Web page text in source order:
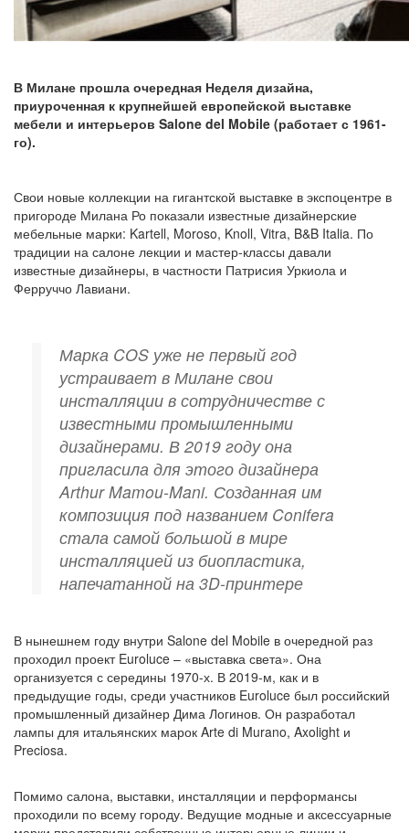
В Милане прошла очередная Неделя дизайна,
приуроченная к крупнейшей европейской выставке
мебели и интерьеров Salone del Mobile (работает с 1961-
го).
Свои новые коллекции на гигантской выставке в экспоцентре в
пригороде Милана Ро показали известные дизайнерские
мебельные марки: Kartell, Moroso, Knoll, Vitra, B&B Italia. По
традиции на салоне лекции и мастер-классы давали
известные дизайнеры, в частности Патрисия Уркиола и
Ферруччо Лавиани.
Марка COS уже не первый год
устраивает в Милане свои
инсталляции в сотрудничестве с
известными промышленными
дизайнерами. В 2019 году она
пригласила для этого дизайнера
Arthur Mamou-Mani. Созданная им
композиция под названием Conifera
стала самой большой в мире
инсталляцией из биопластика,
напечатанной на 3D-принтере
В нынешнем году внутри Salone del Mobile в очередной раз
проходил проект Euroluce – «выставка света». Она
организуется с середины 1970-х. В 2019-м, как и в
предыдущие годы, среди участников Euroluce был российский
промышленный дизайнер Дима Логинов. Он разработал
лампы для итальянских марок Arte di Murano, Axolight и
Preciosa.
Помимо салона, выставки, инсталляции и перформансы
проходили по всему городу. Ведущие модные и аксессуарные